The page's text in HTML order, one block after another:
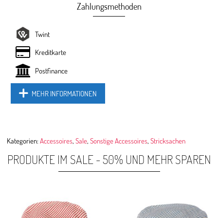
Zahlungsmethoden
Twint
Kreditkarte
Postfinance
MEHR INFORMATIONEN
Kategorien:Accessoires,Sale,Sonstige Accessoires,Stricksachen
PRODUKTE IM SALE - 50% UND MEHR SPAREN